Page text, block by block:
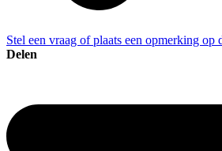
Stel een vraag of plaats een opmerking op
Delen